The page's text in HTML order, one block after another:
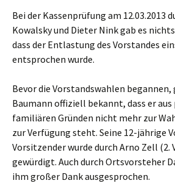
Bei der Kassenprüfung am 12.03.2013
Kowalsky und Dieter Nink gab es
dass der Entlastung des Vorstandes
entsprochen wurde.
Bevor die Vorstandswahlen begannen,
Baumann offiziell bekannt, dass er
familiären Gründen nicht mehr zur
zur Verfügung steht. Seine 12-jährige
Vorsitzender wurde durch Arno Zell (2.
gewürdigt. Auch durch Ortsvorsteher
ihm großer Dank ausgesprochen.